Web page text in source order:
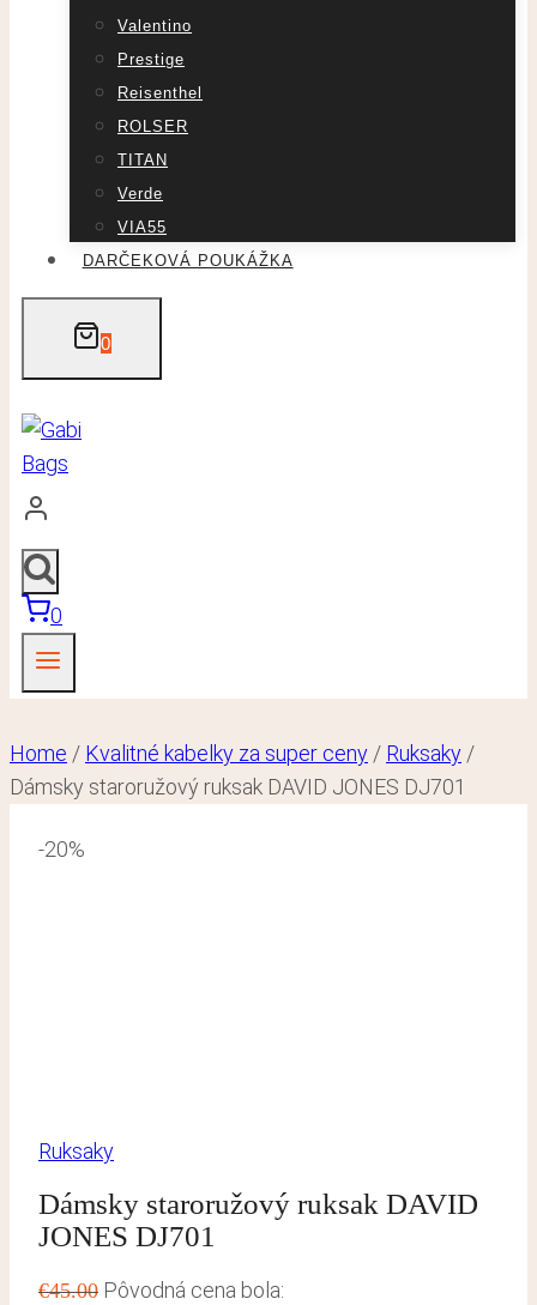
Valentino
Prestige
Reisenthel
ROLSER
TITAN
Verde
VIA55
DARČEKOVÁ POUKÁŽKA
0
0
Home / Kvalitné kabelky za super ceny / Ruksaky /
Dámsky staroružový ruksak DAVID JONES DJ701
-20%
Ruksaky
Dámsky staroružový ruksak DAVID
JONES DJ701
€45.00 Pôvodná cena bola: